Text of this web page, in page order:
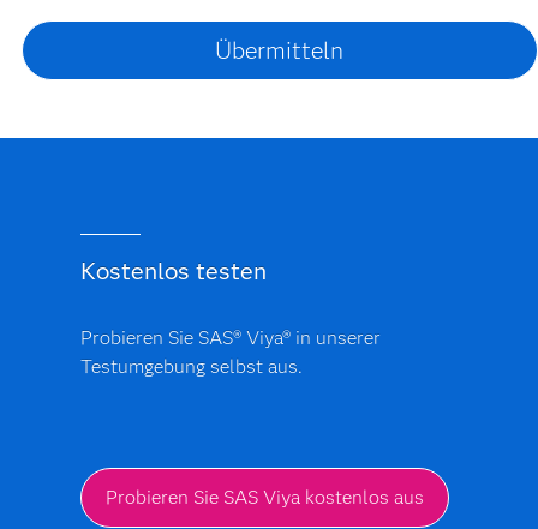
Kostenlos testen
Probieren Sie SAS® Viya® in unserer
Testumgebung selbst aus.
Probieren Sie SAS Viya kostenlos aus